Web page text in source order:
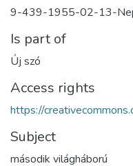
9-439-1955-02-13-
Is part of
Új szó
Access rights
https://
Subject
második világháború